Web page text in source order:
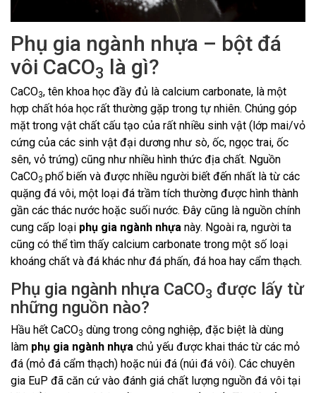
Phụ gia ngành nhựa – bột đá
vôi CaCO3 là gì?
CaCO3, tên khoa học đầy đủ là calcium carbonate, là một
hợp chất hóa học rất thường gặp trong tự nhiên. Chúng góp
mặt trong vật chất cấu tạo của rất nhiều sinh vật (lớp mai/vỏ
cứng của các sinh vật đại dương như sò, ốc, ngọc trai, ốc
sên, vỏ trứng) cũng như nhiều hình thức địa chất. Nguồn
CaCO3 phổ biến và được nhiều người biết đến nhất là từ các
quặng đá vôi, một loại đá trầm tích thường được hình thành
gần các thác nước hoặc suối nước. Đây cũng là nguồn chính
cung cấp loại phụ gia ngành nhựa này. Ngoài ra, người ta
cũng có thể tìm thấy calcium carbonate trong một số loại
khoáng chất và đá khác như đá phấn, đá hoa hay cẩm thạch.
Phụ gia ngành nhựa CaCO3 được lấy từ
những nguồn nào?
Hầu hết CaCO3 dùng trong công nghiệp, đặc biệt là dùng
làm phụ gia ngành nhựa chủ yếu được khai thác từ các mỏ
đá (mỏ đá cẩm thạch) hoặc núi đá (núi đá vôi). Các chuyên
gia EuP đã căn cứ vào đánh giá chất lượng nguồn đá vôi tại